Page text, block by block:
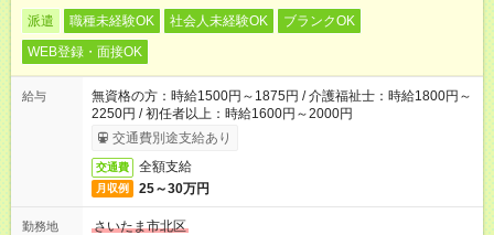
派遣 職種未経験OK 社会人未経験OK
ブランクOK
WEB登録・面接OK
給与
無資格の方：時給1500円～1875円 / 介護福祉士：時給1800円～
2250円 / 初任者以上：時給1600円～2000円
交通費別途支給あり
交通費 全額支給
月収例 25～30万円
勤務地
さいたま市北区